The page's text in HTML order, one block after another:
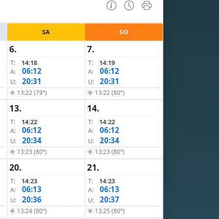
SA SO
6.
T:
14:18
A:
06:12
U: 20:31
☀ 13:22 (79°)
7.
T:
14:19
A:
06:12
U: 20:31
☀ 13:22 (80°)
13.
T:
14:22
A:
06:12
U: 20:34
☀ 13:23 (80°)
14.
T:
14:22
A:
06:12
U: 20:34
☀ 13:23 (80°)
20.
T:
14:23
A:
06:13
U: 20:36
☀ 13:24 (80°)
21.
T:
14:23
A:
06:13
U: 20:37
☀ 13:25 (80°)